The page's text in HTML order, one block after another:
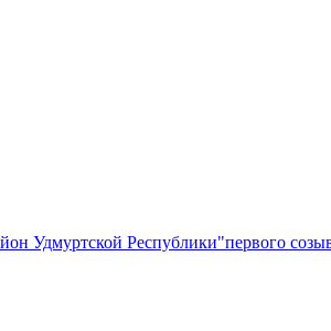
Удмуртской Республики"первого